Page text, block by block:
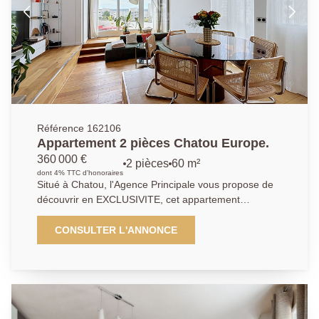
accecible à pied. Les commerces se trouvent à
proximité immédiate. Ne manquez pas cette
opportunité rare dans un environnement recherché.
Référence 162106
Appartement 2 pièces Chatou Europe.
360 000 €
dont 4% TTC d'honoraires
2 pièces 60 m²
Situé à Chatou, l'Agence Principale vous propose de
découvrir en EXCLUSIVITE, cet appartement
d'exception entierement rénové par un architecte. Au
sein d'une résidence sécurisée avec espaces verts et
tennis, découvrez ce magnifique appartement 2
alliant élégance, confort et fonctionnalité. Dès l'entrée,
vous serez séduit par les volumes et la qualité des
CONSULTER L'ANNONCE